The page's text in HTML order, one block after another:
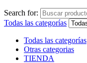
Search for:
Todas las categorías
Todas las categorías
Otras categorias
TIENDA